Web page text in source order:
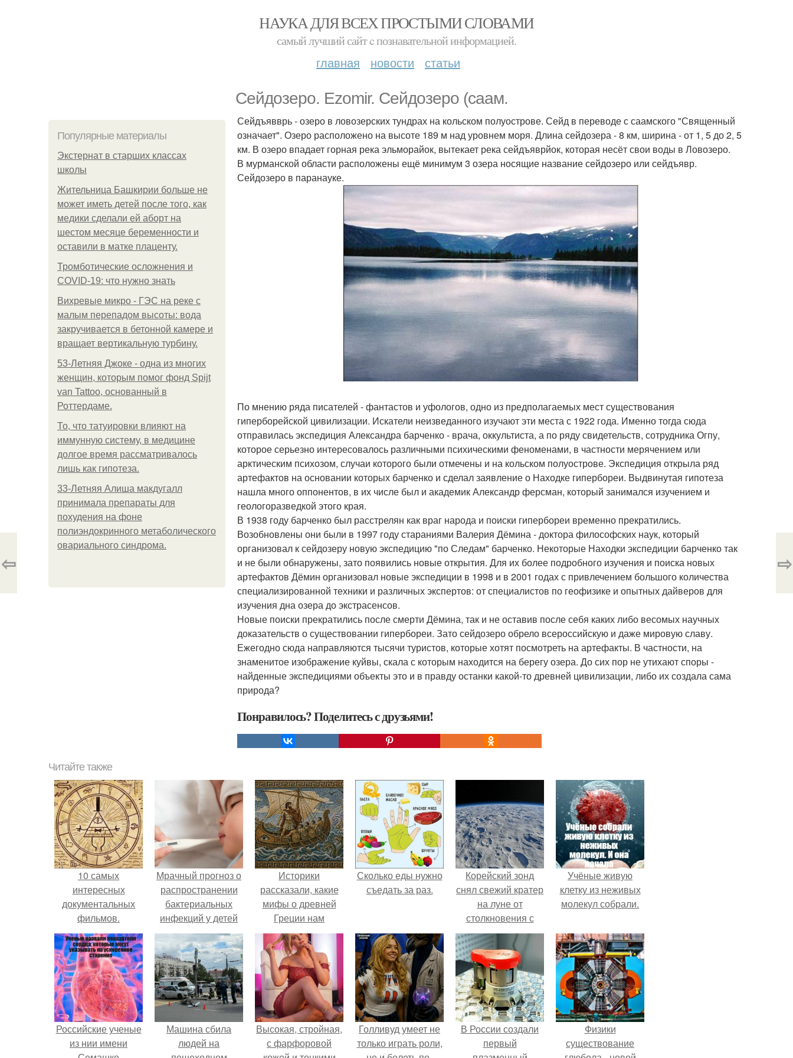
НАУКА ДЛЯ ВСЕХ ПРОСТЫМИ СЛОВАМИ
самый лучший сайт c познавательной информацией.
главная новости статьи
Сейдозеро. Ezomir. Сейдозеро (саам.
Популярные материалы
Экстернат в старших классах
школы
Жительница Башкирии больше не
может иметь детей после того, как
медики сделали ей аборт на
шестом месяце беременности и
оставили в матке плаценту.
Тромботические осложнения и
COVID-19: что нужно знать
Вихревые микро - ГЭС на реке с
малым перепадом высоты: вода
закручивается в бетонной камере и
вращает вертикальную турбину.
53-Летняя Джоке - одна из многих
женщин, которым помог фонд Spijt
van Tattoo, основанный в
Роттердаме.
То, что татуировки влияют на
иммунную систему, в медицине
долгое время рассматривалось
лишь как гипотеза.
33-Летняя Алиша макдугалл
принимала препараты для
похудения на фоне
полиэндокринного метаболического
овариального синдрома.
Сейдъявврь - озеро в ловозерских тундрах на кольском полуострове. Сейд в переводе с саамского "Священный
означает". Озеро расположено на высоте 189 м над уровнем моря. Длина сейдозера - 8 км, ширина - от 1, 5 до 2, 5
км. В озеро впадает горная река эльморайок, вытекает река сейдъяврйок, которая несёт свои воды в Ловозеро.
В мурманской области расположены ещё минимум 3 озера носящие название сейдозеро или сейдъявр.
Сейдозеро в паранауке.
По мнению ряда писателей - фантастов и уфологов, одно из предполагаемых мест существования
гиперборейской цивилизации. Искатели неизведанного изучают эти места с 1922 года. Именно тогда сюда
отправилась экспедиция Александра барченко - врача, оккультиста, а по ряду свидетельств, сотрудника Огпу,
которое серьезно интересовалось различными психическими феноменами, в частности мерячением или
арктическим психозом, случаи которого были отмечены и на кольском полуострове. Экспедиция открыла ряд
артефактов на основании которых барченко и сделал заявление о Находке гипербореи. Выдвинутая гипотеза
нашла много оппонентов, в их числе был и академик Александр ферсман, который занимался изучением и
геологоразведкой этого края.
В 1938 году барченко был расстрелян как враг народа и поиски гипербореи временно прекратились.
Возобновлены они были в 1997 году стараниями Валерия Дёмина - доктора философских наук, который
организовал к сейдозеру новую экспедицию "по Следам" барченко. Некоторые Находки экспедиции барченко так
и не были обнаружены, зато появились новые открытия. Для их более подробного изучения и поиска новых
артефактов Дёмин организовал новые экспедиции в 1998 и в 2001 годах с привлечением большого количества
специализированной техники и различных экспертов: от специалистов по геофизике и опытных дайверов для
изучения дна озера до экстрасенсов.
Новые поиски прекратились после смерти Дёмина, так и не оставив после себя каких либо весомых научных
доказательств о существовании гипербореи. Зато сейдозеро обрело всероссийскую и даже мировую славу.
Ежегодно сюда направляются тысячи туристов, которые хотят посмотреть на артефакты. В частности, на
знаменитое изображение куйвы, скала с которым находится на берегу озера. До сих пор не утихают споры -
найденные экспедициями объекты это и в правду останки какой-то древней цивилизации, либо их создала сама
природа?
Понравилось? Поделитесь с друзьями!
⇦ ⇨
Читайте также
10 самых
интересных
документальных
фильмов.
Мрачный прогноз о
распространении
бактериальных
инфекций у детей
вышел.
Историки
рассказали, какие
мифы о древней
Греции нам
навязало кино.
Сколько еды нужно
съедать за раз.
Корейский зонд
снял свежий кратер
на луне от
столкновения с
обломком Falcon 9.
Учёные живую
клетку из неживых
молекул собрали.
Российские ученые
из нии имени
Машина сбила
людей на
Высокая, стройная,
с фарфоровой
Голливуд умеет не
только играть роли,
В России создали
первый
Физики
существование